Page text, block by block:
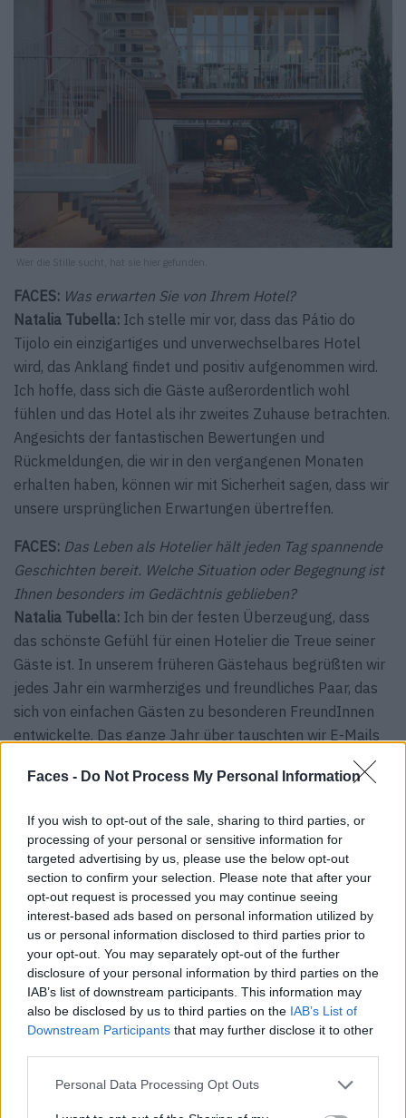
Faces - Do Not Process My Personal Information
If you wish to opt-out of the sale, sharing to third parties, or
processing of your personal or sensitive information for
targeted advertising by us, please use the below opt-out
section to confirm your selection. Please note that after your
opt-out request is processed you may continue seeing
interest-based ads based on personal information utilized by
us or personal information disclosed to third parties prior to
your opt-out. You may separately opt-out of the further
disclosure of your personal information by third parties on the
IAB’s list of downstream participants. This information may
also be disclosed by us to third parties on the IAB’s List of
Downstream Participants that may further disclose it to other
Personal Data Processing Opt Outs
Wer die Stille sucht, hat sie hier gefunden.
FACES: Was erwarten Sie von Ihrem Hotel?
Natalia Tubella: Ich stelle mir vor, dass das Pátio do
Tijolo ein einzigartiges und unverwechselbares Hotel
wird, das Anklang findet und positiv aufgenommen wird.
Ich hoffe, dass sich die Gäste außerordentlich wohl
fühlen und das Hotel als ihr zweites Zuhause betrachten.
Angesichts der fantastischen Bewertungen und
Rückmeldungen, die wir in den vergangenen Monaten
erhalten haben, können wir mit Sicherheit sagen, dass wir
unsere ursprünglichen Erwartungen übertreffen.
FACES: Das Leben als Hotelier hält jeden Tag spannende
Geschichten bereit. Welche Situation oder Begegnung ist
Ihnen besonders im Gedächtnis geblieben?
Natalia Tubella: Ich bin der festen Überzeugung, dass
das schönste Gefühl für einen Hotelier die Treue seiner
Gäste ist. In unserem früheren Gästehaus begrüßten wir
jedes Jahr ein warmherziges und freundliches Paar, das
sich von einfachen Gästen zu besonderen FreundInnen
entwickelte. Das ganze Jahr über tauschten wir E-Mails
und Geschenke aus und unterhielten uns bei jedem ihrer
Besuche ausführlich. Sie haben bereits in unserem neuen
Solche menschlichen Verbindungen sind es, die das
Hotelgewerbe unglaublich lohnend und besonders
machen.
FACES: Worauf achten Sie, wenn Sie selbst auswärts
über­nachten?
Natalia Tubella:Wenn ich alleine reise, möchte ich eine
Unterkunft finden, die ästhetisch ansprechend ist, auch
wenn Luxus keine zwingende Voraussetzung ist. Am
wichtigsten ist mir eine Atmosphäre, in der sich
Alltagserfahrungen widerspiegeln und die ein Gefühl der
Ausgeglichenheit vermittelt. Authentizität ist der